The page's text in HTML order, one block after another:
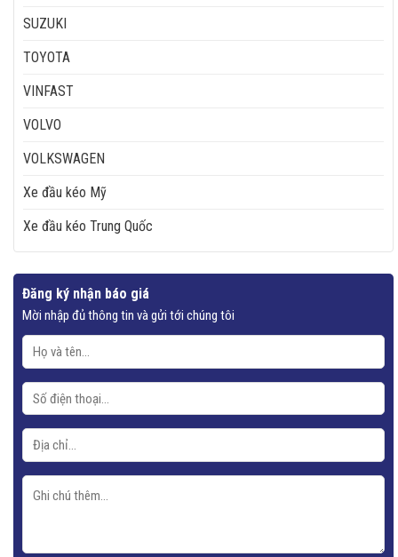
SUZUKI
TOYOTA
VINFAST
VOLVO
VOLKSWAGEN
Xe đầu kéo Mỹ
Xe đầu kéo Trung Quốc
Đăng ký nhận báo giá
Mời nhập đủ thông tin và gửi tới chúng tôi